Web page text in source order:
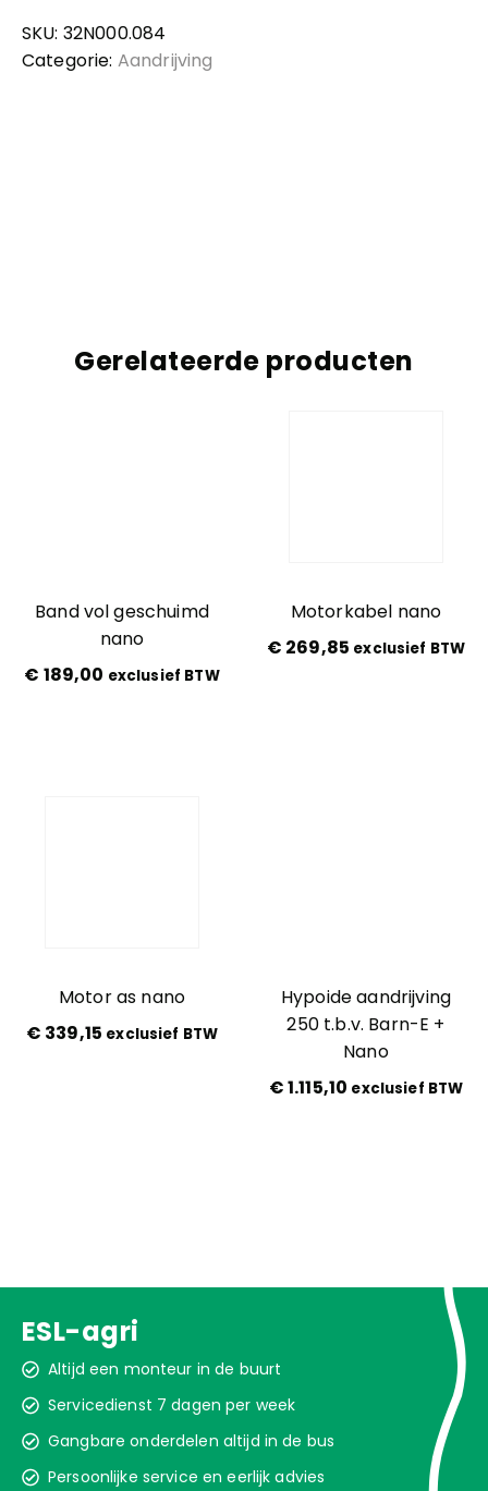
SKU: 32N000.084
Categorie: Aandrijving
Gerelateerde producten
Band vol geschuimd
nano
€ 189,00 exclusief BTW
Motorkabel nano
€ 269,85 exclusief BTW
Motor as nano
€ 339,15 exclusief BTW
Hypoide aandrijving
250 t.b.v. Barn-E +
Nano
€1.115,10 exclusief BTW
ESL-agri
Altijd een monteur in de buurt
Servicedienst 7 dagen per week
Gangbare onderdelen altijd in de bus
Persoonlijke service en eerlijk advies